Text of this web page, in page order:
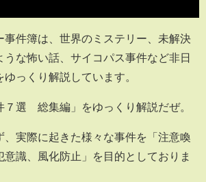
事件簿は、世界のミステリー、未解決
な怖い話、サイコパス事件など非日
っくり解説しています。
７選 総集編 」をゆっくり解説だぜ。
実際に起きた様々な事件を「注意喚
意識、風化防止」を目的としておりま